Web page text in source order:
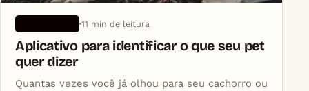
11 min de leitura
Aplicativo para identificar o que seu pet
quer dizer
Quantas vezes você já olhou para seu cachorro ou